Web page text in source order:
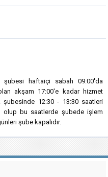
şubesi haftaiçi sabah 09:00'da
akşam 17:00'e kadar hizmet
şubesinde 12:30 - 13:30 saatleri
olup bu saatlerde şubede işlem
şube kapalıdır.